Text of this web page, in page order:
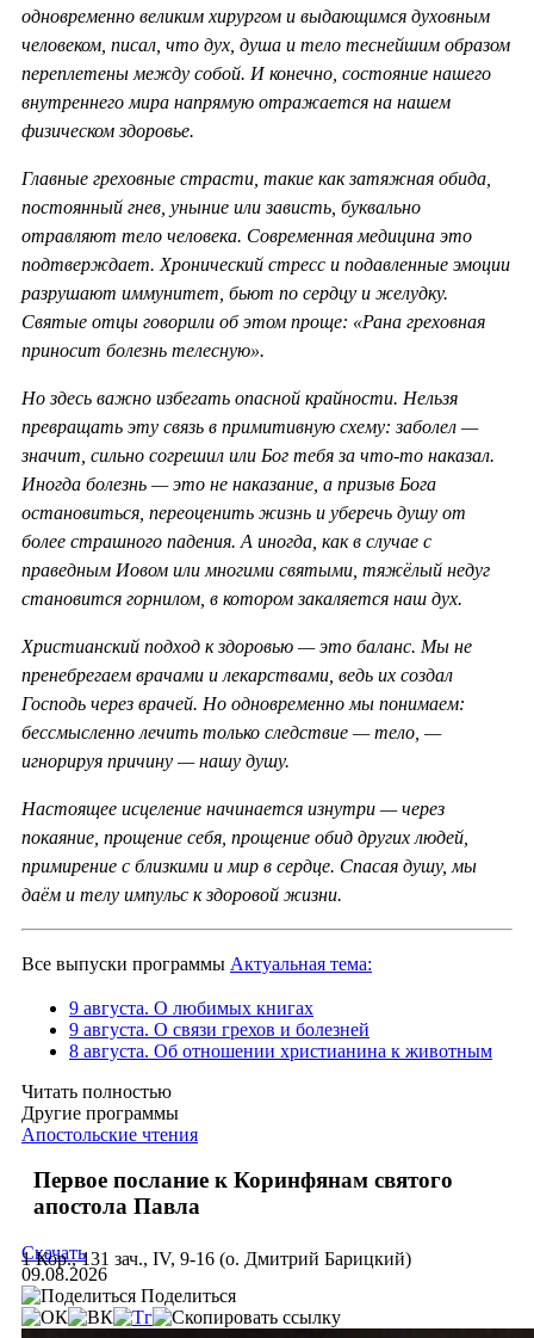
одновременно великим хирургом и выдающимся духовным
человеком, писал, что дух, душа и тело теснейшим образом
переплетены между собой. И конечно, состояние нашего
внутреннего мира напрямую отражается на нашем
физическом здоровье.
Главные греховные страсти, такие как затяжная обида,
постоянный гнев, уныние или зависть, буквально
отравляют тело человека. Современная медицина это
подтверждает. Хронический стресс и подавленные эмоции
разрушают иммунитет, бьют по сердцу и желудку.
Святые отцы говорили об этом проще: «Рана греховная
приносит болезнь телесную».
Но здесь важно избегать опасной крайности. Нельзя
превращать эту связь в примитивную схему: заболел —
значит, сильно согрешил или Бог тебя за что-то наказал.
Иногда болезнь — это не наказание, а призыв Бога
остановиться, переоценить жизнь и уберечь душу от
более страшного падения. А иногда, как в случае с
праведным Иовом или многими святыми, тяжёлый недуг
становится горнилом, в котором закаляется наш дух.
Христианский подход к здоровью — это баланс. Мы не
пренебрегаем врачами и лекарствами, ведь их создал
Господь через врачей. Но одновременно мы понимаем:
бессмысленно лечить только следствие — тело, —
игнорируя причину — нашу душу.
Настоящее исцеление начинается изнутри — через
покаяние, прощение себя, прощение обид других людей,
примирение с близкими и мир в сердце. Спасая душу, мы
даём и телу импульс к здоровой жизни.
Все выпуски программы Актуальная тема:
9 августа. О любимых книгах
9 августа. О связи грехов и болезней
8 августа. Об отношении христианина к животным
Читать полностью
Другие программы
Апостольские чтения
Первое послание к Коринфянам святого
апостола Павла
1 Кор., 131 зач., IV, 9-16 (о. Дмитрий Барицкий)
Скачать
09.08.2026
Поделиться